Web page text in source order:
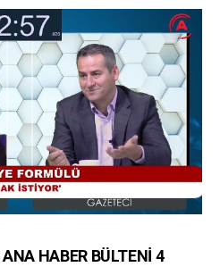
HABER BÜLTENİ 4